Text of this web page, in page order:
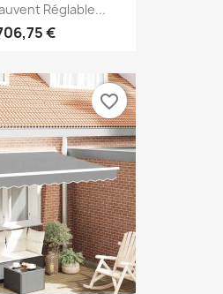
Réglable...
€
favorite_border